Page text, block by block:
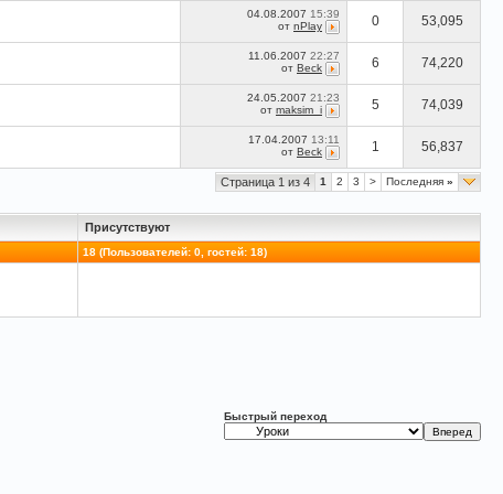
04.08.2007 15:39
от nPlay 0 53,095
11.06.2007 22:27
от Beck 6 74,220
24.05.2007 21:23
от maksim_i 5 74,039
17.04.2007 13:11
от Beck 1 56,837
Страница 1 из 4 1 2 3 > Последняя »
Присутствуют
18 (Пользователей: 0, гостей: 18)
Быстрый переход